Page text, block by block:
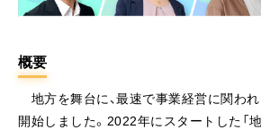
概要
地方を舞台に、最速で事業経営に関わ
開始しました。2022年にスタートした「